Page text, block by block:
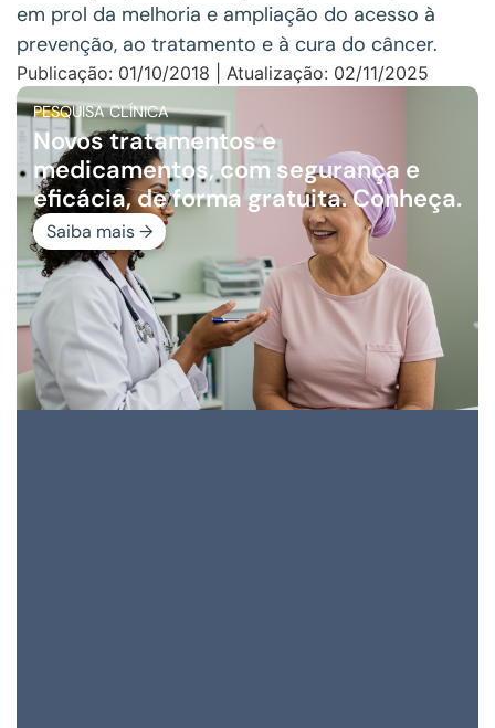
em prol da melhoria e ampliação do acesso à
prevenção, ao tratamento e à cura do câncer.
Publicação: 01/10/2018 | Atualização: 02/11/2025
PESQUISA CLÍNICA
Novos tratamentos e
medicamentos, com segurança e
eficácia, de forma gratuita. Conheça.
Saiba mais →